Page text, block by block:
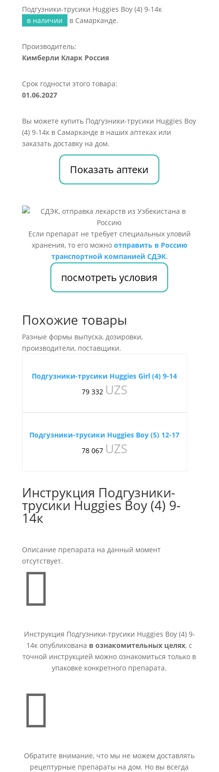
Подгузники-трусики Huggies Boy (4) 9-14к
в наличии
в Самарканде.
Производитель:
Кимберли Кларк Россия
Срок годности этого товара:
01.06.2027
Вы можете купить Подгузники-трусики Huggies Boy
(4) 9-14к в Самарканде в наших аптеках или
заказать доставку на дом.
Показать аптеки
Если препарат не требует специальных уловий
хранения, то его можно отправить в Россию
транспортной компанией СДЭК.
посмотреть условия
Похожие товары
Разные формы выпуска, дозировки,
производители, поставщики.
Подгузники-трусики Huggies Girl (4) 9-14
79 332 UZS
Подгузники-трусики Huggies Boy (5) 12-17
78 067 UZS
Инструкция Подгузники-
трусики Huggies Boy (4) 9-
14к
Описание препарата на данный момент
отсутствует.

Инструкция Подгузники-трусики Huggies Boy (4) 9-
14к опубликована в ознакомительных целях, с
точной инструкцией можно ознакомиться только в
упаковке конкретного препарата.

Обратите внимание, что мы не можем доставлять
рецептурные препараты на дом. Но вы всегда